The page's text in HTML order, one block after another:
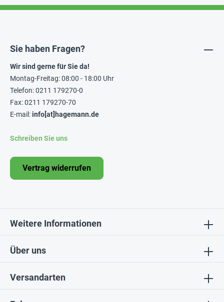
Über uns
Sie haben Fragen?
Wir sind gerne für Sie da!
Montag-Freitag: 08:00 - 18:00 Uhr
Telefon: 0211 179270-0
Fax: 0211 179270-70
E-mail:info[at]hagemann.de
Schreiben Sie uns
Vertrag widerrufen
Weitere Informationen
Versandarten